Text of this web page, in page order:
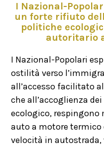
I Nazional-
un forte rifiuto
politiche
autoritario
I Nazional-Popolari
ostilità verso
all’accesso facilitato
che all’accoglienza
ecologico, respingono
auto a motore termico
velocità in autostrada,